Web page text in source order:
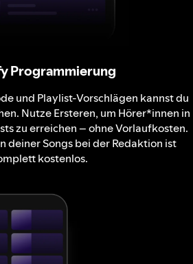
Programmierung
und Playlist-Vorschlägen kannst du
Nutze Ersteren, um Hörer*innen in
zu erreichen – ohne Vorlaufkosten.
deiner Songs bei der Redaktion ist
kostenlos.